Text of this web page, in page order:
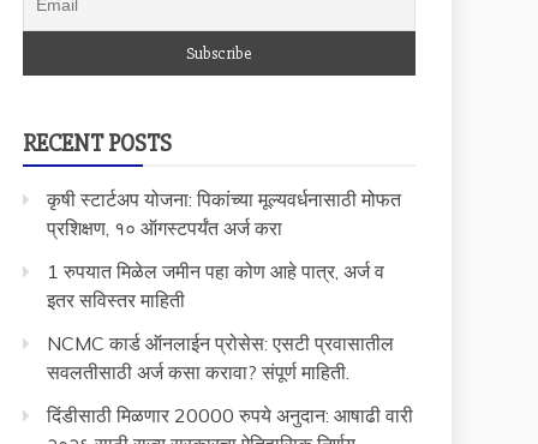
RECENT POSTS
कृषी स्टार्टअप योजना: पिकांच्या मूल्यवर्धनासाठी मोफत
प्रशिक्षण, १० ऑगस्टपर्यंत अर्ज करा
1 रुपयात मिळेल जमीन पहा कोण आहे पात्र, अर्ज व
इतर सविस्तर माहिती
NCMC कार्ड ऑनलाईन प्रोसेस: एसटी प्रवासातील
सवलतीसाठी अर्ज कसा करावा? संपूर्ण माहिती.
दिंडीसाठी मिळणार 20000 रुपये अनुदान: आषाढी वारी